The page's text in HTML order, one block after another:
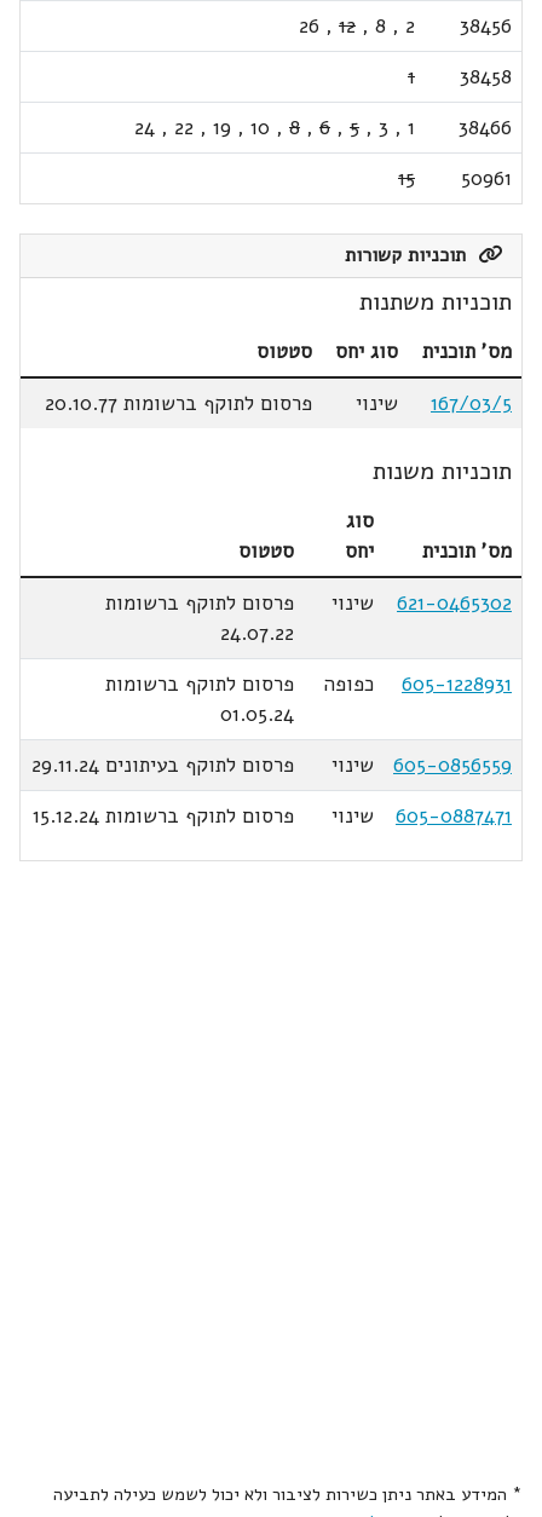
38456
2
,
8
,
12
,
26
38458
1
38466
1
,
3
,
5
,
6
,
8
,
10
,
19
,
22
,
24
50961
15
תוכניות קשורות
תוכניות משתנות
מס' תוכנית סוג יחס
סטטוס
167/03/5
שינוי פרסום לתוקף ברשומות 20.10.77
תוכניות משנות
מס' תוכנית
סוג
יחס
סטטוס
621-0465302
שינוי
פרסום לתוקף ברשומות
24.07.22
605-1228931
כפופה
פרסום לתוקף ברשומות
01.05.24
605-0856559
שינוי
פרסום לתוקף בעיתונים 29.11.24
605-0887471
שינוי פרסום לתוקף ברשומות 15.12.24
* המידע באתר ניתן כשירות לציבור ולא יכול לשמש כעילה לתביעה